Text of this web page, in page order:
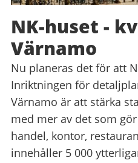
NK-huset -
Värnamo
Nu planeras det för att
Inriktningen för
Värnamo är att stärka
med mer av det som
handel, kontor,
innehåller 5 000